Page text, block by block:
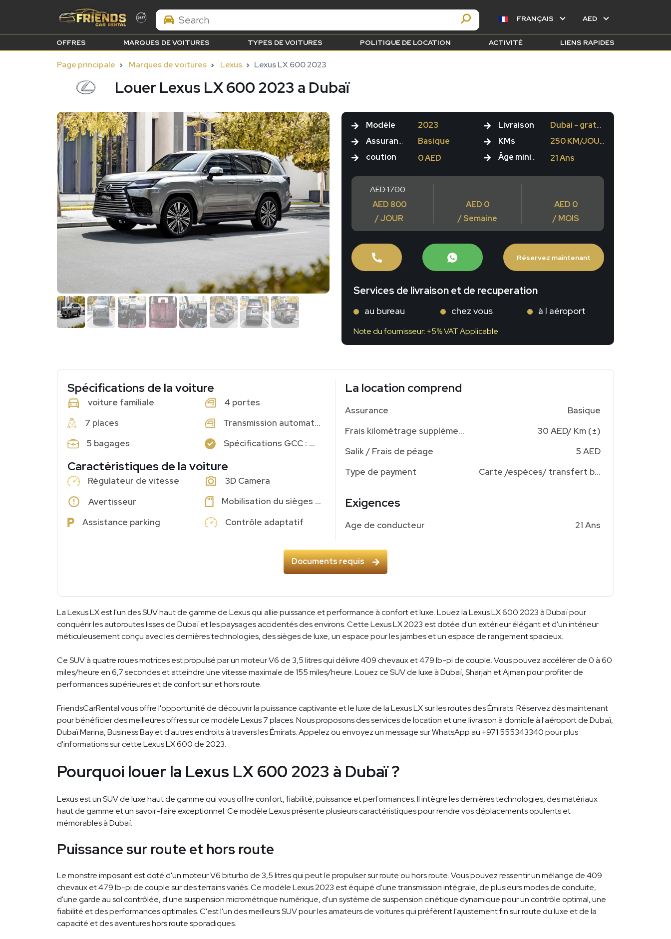
Search Brands FRANÇAIS AED
OFFRES MARQUES DE VOITURES TYPES DE VOITURES POLITIQUE DE LOCATION ACTIVITÉ LIENS RAPIDES
Page principale Marques de voitures Lexus Lexus LX 600 2023
Louer Lexus LX 600 2023 a Dubaï
Modèle
Assurance
coution
2023
Basique
0 AED
Livraison
KMs
Âge minimum
Dubai - gratuite
250 KM/JOUR
21 Ans
AED 1700
AED 800
/ JOUR
AED 0
/ Semaine
AED 0
/ MOIS
Réservez maintenant
Services de livraison et de recuperation
au bureau chez vous à l aéroport
Note du fournisseur: +5% VAT Applicable
Spécifications de la voiture
voiture familiale
4 portes
7 places
Transmission automatique
5 bagages
Spécifications GCC : Oui
Caractéristiques de la voiture
Régulateur de vitesse
3D Camera
Avertisseur
Mobilisation du sièges devant
Assistance parking
Contrôle adaptatif
La location comprend
Assurance
Frais kilométrage supplémentaires
Salik / Frais de péage
Type de payment
Basique
30 AED/ Km (±)
5 AED
Carte /espèces/ transfert bancaire
Exigences
Age de conducteur 21 Ans
Documents requis
La Lexus LX est l'un des SUV haut de gamme de Lexus qui allie puissance et performance à confort et luxe. Louez la Lexus LX 600 2023 à Dubaï pour
conquérir les autoroutes lisses de Dubaï et les paysages accidentés des environs. Cette Lexus LX 2023 est dotée d'un extérieur élégant et d'un intérieur
méticuleusement conçu avec les dernières technologies, des sièges de luxe, un espace pour les jambes et un espace de rangement spacieux.
Ce SUV à quatre roues motrices est propulsé par un moteur V6 de 3,5 litres qui délivre 409 chevaux et 479 lb-pi de couple. Vous pouvez accélérer de 0 à 60
miles/heure en 6,7 secondes et atteindre une vitesse maximale de 155 miles/heure. Louez ce SUV de luxe à Dubaï, Sharjah et Ajman pour profiter de
performances supérieures et de confort sur et hors route.
FriendsCarRental vous offre l'opportunité de découvrir la puissance captivante et le luxe de la Lexus LX sur les routes des Émirats. Réservez dès maintenant
pour bénéficier des meilleures offres sur ce modèle Lexus 7 places. Nous proposons des services de location et une livraison à domicile à l'aéroport de Dubaï,
Dubaï Marina, Business Bay et d'autres endroits à travers les Émirats. Appelez ou envoyez un message sur WhatsApp au +971 555343340 pour plus
d'informations sur cette Lexus LX 600 de 2023.
Pourquoi louer la Lexus LX 600 2023 à Dubaï ?
Lexus est un SUV de luxe haut de gamme qui vous offre confort, fiabilité, puissance et performances. Il intègre les dernières technologies, des matériaux
haut de gamme et un savoir-faire exceptionnel. Ce modèle Lexus présente plusieurs caractéristiques pour rendre vos déplacements opulents et
mémorables à Dubaï.
Puissance sur route et hors route
Le monstre imposant est doté d'un moteur V6 biturbo de 3,5 litres qui peut le propulser sur route ou hors route. Vous pouvez ressentir un mélange de 409
chevaux et 479 lb-pi de couple sur des terrains variés. Ce modèle Lexus 2023 est équipé d'une transmission intégrale, de plusieurs modes de conduite,
d'une garde au sol contrôlée, d'une suspension micrométrique numérique, d'un système de suspension cinétique dynamique pour un contrôle optimal, une
fiabilité et des performances optimales. C'est l'un des meilleurs SUV pour les amateurs de voitures qui préfèrent l'ajustement fin sur route du luxe et de la
capacité et des aventures hors route sporadiques.